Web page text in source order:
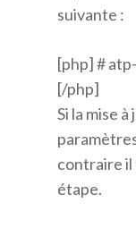
suivante :
[php] #
[/php]
Si la mise
contraire
étape.